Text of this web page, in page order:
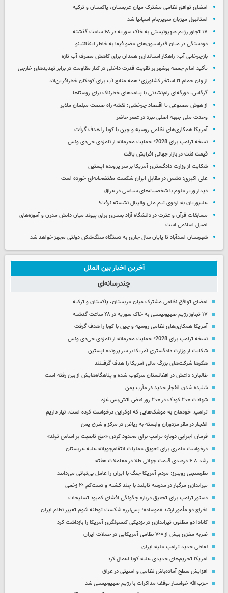
امضای توافق نظامی مشترک میان عربستان، پاکستان و ترکیه
استانبول میزبان سوپرجام اسپانیا شد
۱۷ تجاوز رژیم صهیونیستی به خاک سوریه در ۴۸ ساعت گذشته
دودستگی در میان فدراسیون‌های عضو فیفا به خاطر اینفانتینو
بازچرخانی آب؛ راهکار استانداری همدان برای کاهش مصرف آب تازه
تأکید امام جمعه بوشهر بر تقویت قدرت داخلی در کنار مقاومت در برابر تهدیدهای خارجی
از وان حمام تا استخر کشاورزی؛ همه منابع آب برای کودکان خطرآفرین‌اند
گرگاس، دورگه‌ای رام‌نشدنی با پیامدهای خطرناک برای روستاها
از هوش مصنوعی تا اقتصاد چرخشی؛ نقشه راه صنعت مبلمان ملایر
وحدت ملی جبهه اصلی نبرد در عصر حاضر
آمریکا همکاری‌های نظامی روسیه و چین با کوبا را هدف گرفت
نسخه ترامپ برای 2028؛ حمایت محرمانه از نامزدی جی‌دی ونس
قیمت نفت در بازار جهانی افزایش یافت
شکایت از وزارت دادگستری آمریکا بر سر پرونده اپستین
علی اکبری: دشمن در مقابل ایران شکست مفتضحانه‌ای خورده است
دیدار وزیر علوم با شخصیت‌های سیاسی در عراق
علیپوریان به اردوی تیم ملی والیبال نشسته نرفت!
مسابقات قرآن و عترت در دانشگاه آزاد بستری برای پیوند میان دانش مدرن و آموزه‌های
اصیل اسلامی است
شهرستان اسدآباد تا پایان سال جاری به دستگاه سنگ‌شکن دولتی مجهز خواهد شد
آخرین اخبار بین الملل
چندرسانه‌ای
امضای توافق نظامی مشترک میان عربستان، پاکستان و ترکیه
۱۷ تجاوز رژیم صهیونیستی به خاک سوریه در ۴۸ ساعت گذشته
آمریکا همکاری‌های نظامی روسیه و چین با کوبا را هدف گرفت
نسخه ترامپ برای 2028؛ حمایت محرمانه از نامزدی جی‌دی ونس
شکایت از وزارت دادگستری آمریکا بر سر پرونده اپستین
هکرها شرکت‌های بزرگ مالی آمریکا را هدف گرفتنند
طالبان: داعش در افغانستان سرکوب شده و پناهگاه‌هایش از بین رفته است
شنیده شدن انفجار جدید در مأرب یمن
شهادت ۳۰۰ کودک در ۳۰۰ روز نقض آتش‌بس غزه
ترامپ: خودمان به موشک‌هایی که اوکراین درخواست کرده است، نیاز داریم
انفجار در مقر مزدوران وابسته به ریاض در مرکز و شرق یمن
فرمان اجرایی دوباره ترامپ برای محدود کردن «حق تابعیت بر اساس تولد»
درخواست عامری برای تعویق عملیات انتقام‌جویانه علیه عربستان
رشد ۴.۸ درصدی قیمت جهانی طلا در معاملات هفته
نظرسنجی رویترز: مردم آمریکا جنگ با ایران را عامل بی‌ثباتی می‌دانند
تیراندازی مرگبار در مدرسه‌ تایلند با چند کشته و دست‌کم ۲۰ زخمی
دستور ترامپ برای تحقیق درباره چگونگی افشای کمبود تسلیحات
اخراج دو مأمور ارشد «موساد»؛ پس‌لرزه شکست توطئه شوم تغییر نظام ایران
کانادا دو مظنون تیراندازی در نزدیکی کنسولگری آمریکا را بازداشت کرد
ضربه مغزی بیش از ۷۰۰ نظامی آمریکایی در حملات ایران
لفاظی جدید ترامپ علیه ایران
آمریکا تحریم‌های جدیدی علیه کوبا اعمال کرد
افزایش سطح آماده‌باش نظامی و امنیتی در عراق
حزب‌الله خواستار توقف مذاکرات با رژیم صهیونیستی شد